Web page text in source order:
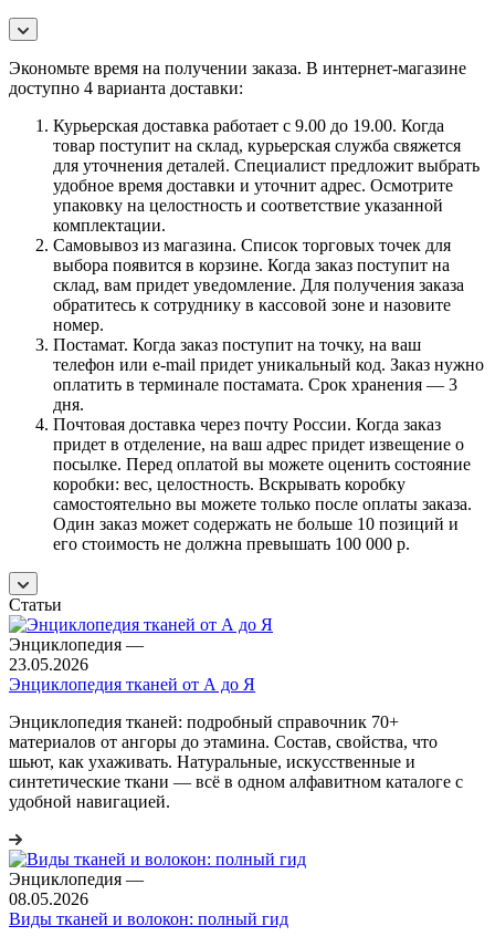
Экономьте время на получении заказа. В интернет-магазине
доступно 4 варианта доставки:
Курьерская доставка работает с 9.00 до 19.00. Когда
товар поступит на склад, курьерская служба свяжется
для уточнения деталей. Специалист предложит выбрать
удобное время доставки и уточнит адрес. Осмотрите
упаковку на целостность и соответствие указанной
комплектации.
Самовывоз из магазина. Список торговых точек для
выбора появится в корзине. Когда заказ поступит на
склад, вам придет уведомление. Для получения заказа
обратитесь к сотруднику в кассовой зоне и назовите
номер.
Постамат. Когда заказ поступит на точку, на ваш
телефон или e-mail придет уникальный код. Заказ нужно
оплатить в терминале постамата. Срок хранения — 3
дня.
Почтовая доставка через почту России. Когда заказ
придет в отделение, на ваш адрес придет извещение о
посылке. Перед оплатой вы можете оценить состояние
коробки: вес, целостность. Вскрывать коробку
самостоятельно вы можете только после оплаты заказа.
Один заказ может содержать не больше 10 позиций и
его стоимость не должна превышать 100 000 р.
Статьи
Энциклопедия —
23.05.2026
Энциклопедия тканей от А до Я
Энциклопедия тканей: подробный справочник 70+
материалов от ангоры до этамина. Состав, свойства, что
шьют, как ухаживать. Натуральные, искусственные и
синтетические ткани — всё в одном алфавитном каталоге с
удобной навигацией.
Энциклопедия —
08.05.2026
Виды тканей и волокон: полный гид